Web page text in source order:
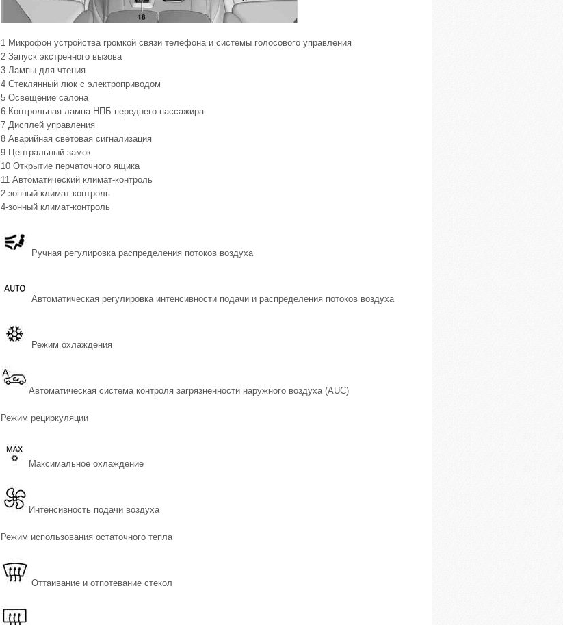
1 Микрофон устройства громкой связи телефона и системы голосового управления
2 Запуск экстренного вызова
3 Лампы для чтения
4 Стеклянный люк с электроприводом
5 Освещение салона
6 Контрольная лампа НПБ переднего пассажира
7 Дисплей управления
8 Аварийная световая сигнализация
9 Центральный замок
10 Открытие перчаточного ящика
11 Автоматический климат-контроль
2-зонный климат контроль
4-зонный климат-контроль
Ручная регулировка распределения потоков воздуха
Автоматическая регулировка интенсивности подачи и распределения потоков воздуха
Режим охлаждения
Автоматическая система контроля загрязненности наружного воздуха (AUC)
Режим рециркуляции
Максимальное охлаждение
Интенсивность подачи воздуха
Режим использования остаточного тепла
Оттаивание и отпотевание стекол